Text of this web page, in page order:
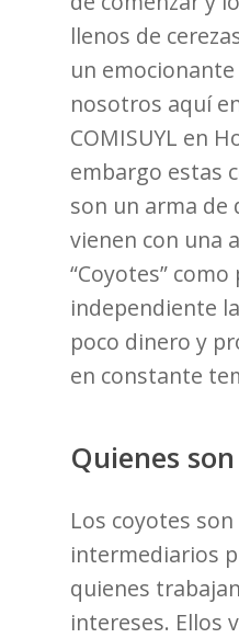
llenos de
un
nosotros aquí
COMISUYL en
embargo estas
son un arma de
vienen con una
“Coyotes”
independiente
poco dinero y
en constante
Quienes
Los coyotes
intermediarios
quienes
intereses. Ellos